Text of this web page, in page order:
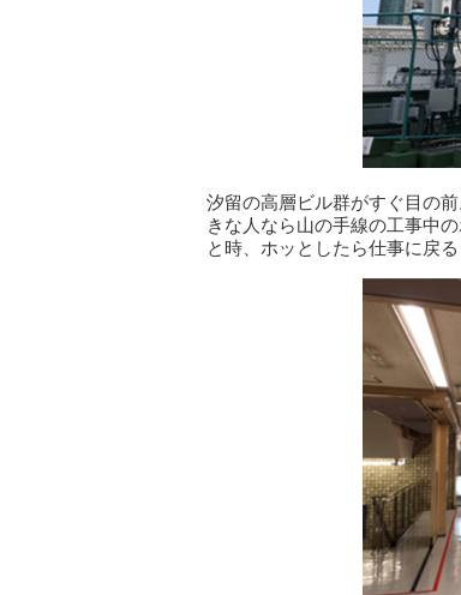
汐留の高層ビル群がすぐ目の
きな人なら山の手線の工事中
と時、ホッとしたら仕事に戻